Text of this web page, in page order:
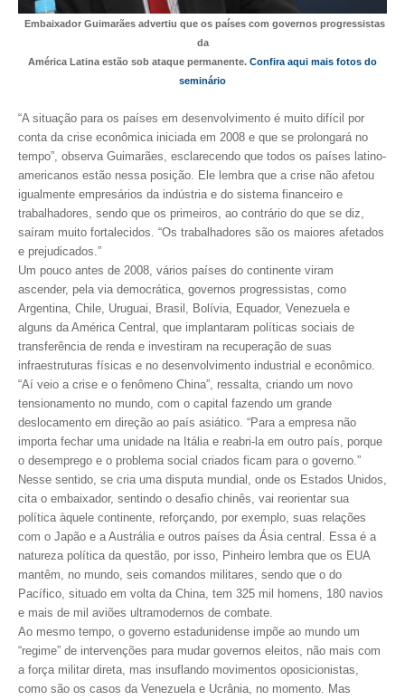
FGTS CORREÇÃO
LEGISLAÇÃO
LEI 5.194/1966 – REGULAMENTAÇÃO DA PROFISSÃO
LEI 6.496/1977 – ART
RES 1.002/2002 – CÓDIGO DE ÉTICA
HOMOLOGAÇÕES
PISO SALARIAL
FIQUE POR DENTRO
EMPREGO E ESTÁGIO
CARREIRA
AUTÔNOMOS E SERVIÇOS
NEWSLETTER
GUIA DAS ENGENHARIAS
CONTATO
CURSOS
ENGENHEIRO EMPREENDEDOR
Embaixador Guimarães advertiu que os países com governos progressistas
da
América Latina estão sob ataque permanente. Confira aqui mais fotos do
seminário
“A situação para os países em desenvolvimento é muito difícil por
conta da crise econômica iniciada em 2008 e que se prolongará no
tempo”, observa Guimarães, esclarecendo que todos os países latino-
americanos estão nessa posição. Ele lembra que a crise não afetou
igualmente empresários da indústria e do sistema financeiro e
trabalhadores, sendo que os primeiros, ao contrário do que se diz,
saíram muito fortalecidos. “Os trabalhadores são os maiores afetados
e prejudicados.”
Um pouco antes de 2008, vários países do continente viram
ascender, pela via democrática, governos progressistas, como
Argentina, Chile, Uruguai, Brasil, Bolívia, Equador, Venezuela e
alguns da América Central, que implantaram políticas sociais de
transferência de renda e investiram na recuperação de suas
infraestruturas físicas e no desenvolvimento industrial e econômico.
“Aí veio a crise e o fenômeno China”, ressalta, criando um novo
tensionamento no mundo, com o capital fazendo um grande
deslocamento em direção ao país asiático. “Para a empresa não
importa fechar uma unidade na Itália e reabri-la em outro país, porque
o desemprego e o problema social criados ficam para o governo.”
Nesse sentido, se cria uma disputa mundial, onde os Estados Unidos,
cita o embaixador, sentindo o desafio chinês, vai reorientar sua
política àquele continente, reforçando, por exemplo, suas relações
com o Japão e a Austrália e outros países da Ásia central. Essa é a
natureza política da questão, por isso, Pinheiro lembra que os EUA
mantêm, no mundo, seis comandos militares, sendo que o do
Pacífico, situado em volta da China, tem 325 mil homens, 180 navios
e mais de mil aviões ultramodernos de combate.
Ao mesmo tempo, o governo estadunidense impõe ao mundo um
“regime” de intervenções para mudar governos eleitos, não mais com
a força militar direta, mas insuflando movimentos oposicionistas,
como são os casos da Venezuela e Ucrânia, no momento. Mas